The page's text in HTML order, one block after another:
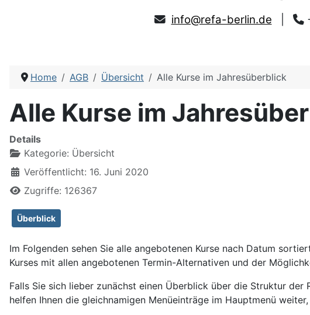
info@refa-berlin.de
Home AGB Übersicht Alle Kurse im Jahresüberblick
Alle Kurse im
Details
Kategorie: Übersicht
Veröffentlicht: 16. Juni 2020
Zugriffe: 126367
Überblick
Im Folgenden sehen Sie alle angebotenen Kurse nach Datum
Kurses mit allen angebotenen Termin-Alternativen und der
Falls Sie sich lieber zunächst einen Überblick über die Struktur der
helfen Ihnen die gleichnamigen Menüeinträge im Hauptmenü